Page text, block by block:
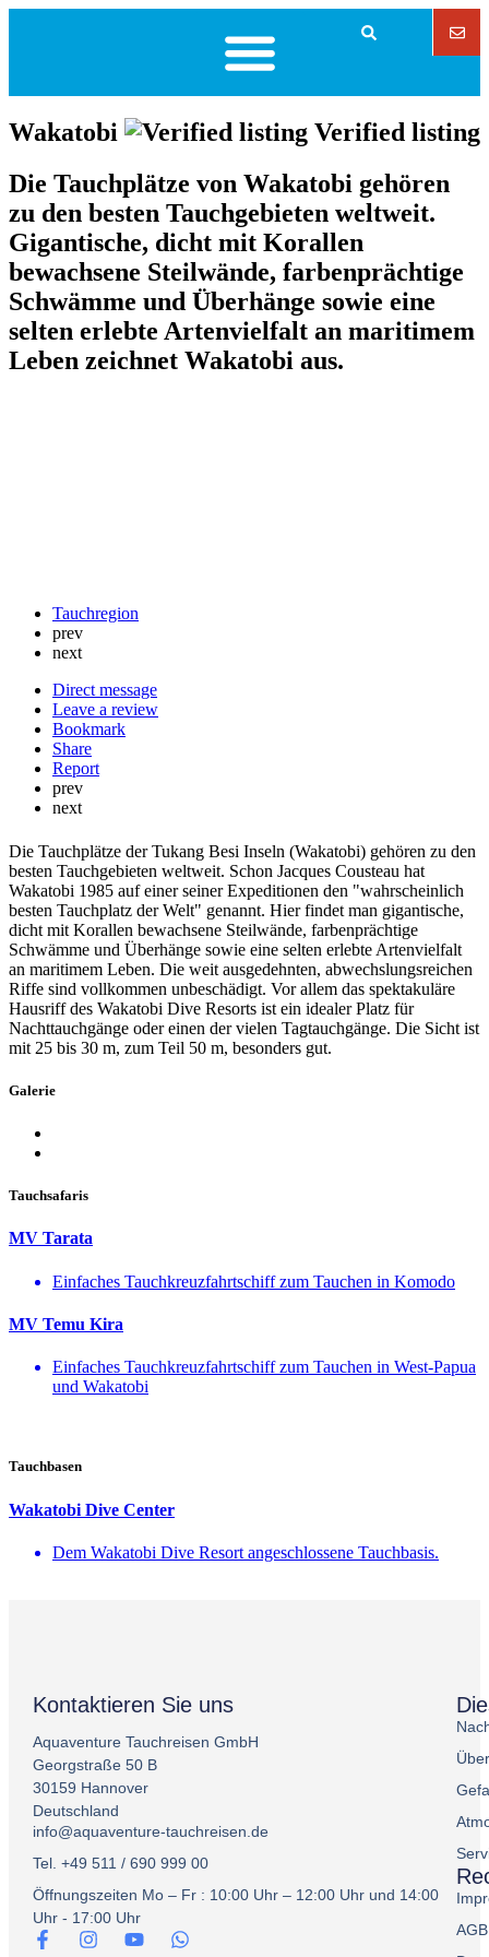
Wakatobi
Verified listing
Die Tauchplätze von Wakatobi gehören
zu den besten Tauchgebieten weltweit.
Gigantische, dicht mit Korallen
bewachsene Steilwände, farbenprächtige
Schwämme und Überhänge sowie eine
selten erlebte Artenvielfalt an maritimem
Leben zeichnet Wakatobi aus.
Tauchregion
prev
next
Direct message
Leave a review
Bookmark
Share
Report
prev
next
Die Tauchplätze der Tukang Besi Inseln (Wakatobi) gehören zu den
besten Tauchgebieten weltweit. Schon Jacques Cousteau hat
Wakatobi 1985 auf einer seiner Expeditionen den "wahrscheinlich
besten Tauchplatz der Welt" genannt. Hier findet man gigantische,
dicht mit Korallen bewachsene Steilwände, farbenprächtige
Schwämme und Überhänge sowie eine selten erlebte Artenvielfalt
an maritimem Leben. Die weit ausgedehnten, abwechslungsreichen
Riffe sind vollkommen unbeschädigt. Vor allem das spektakuläre
Hausriff des Wakatobi Dive Resorts ist ein idealer Platz für
Nachttauchgänge oder einen der vielen Tagtauchgänge. Die Sicht ist
mit 25 bis 30 m, zum Teil 50 m, besonders gut.
Galerie
Tauchsafaris
MV Tarata
Einfaches Tauchkreuzfahrtschiff zum Tauchen in Komodo
MV Temu Kira
Einfaches Tauchkreuzfahrtschiff zum Tauchen in West-Papua
und Wakatobi
Tauchbasen
Wakatobi Dive Center
Dem Wakatobi Dive Resort angeschlossene Tauchbasis.
Kontaktieren Sie uns
Aquaventure Tauchreisen GmbH
Georgstraße 50 B
30159 Hannover
Deutschland
info@aquaventure-tauchreisen.de
Tel. +49 511 / 690 999 00
Öffnungszeiten Mo – Fr : 10:00 Uhr – 12:00 Uhr und 14:00
Uhr - 17:00 Uhr
AGB